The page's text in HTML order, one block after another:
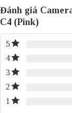
Đánh giá
C4 (Pink)
5
4
3
2
1